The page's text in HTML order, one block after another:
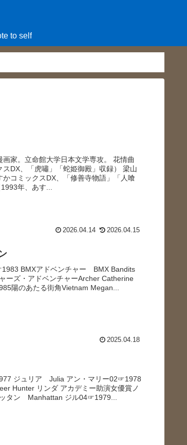
to self
家。立命館大学日本文学専攻。 花情曲
スDX、「虎嘯」「蛇姫御殿」収録） 梁山
コミックスDX、「修善寺物語」「人喰
年、あす...
2026.04.14 2026.04.15
BMXアドベンチャー BMX Bandits
ーズ・アドベンチャーArcher Catherine
陽のあたる街角Vietnam Megan...
2025.04.18
ジュリア Julia アン・マリー02☞1978
Hunter リンダ アカデミー助演女優賞ノ
タン Manhattan ジル04☞1979...